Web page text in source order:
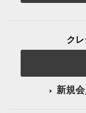
ク
新規